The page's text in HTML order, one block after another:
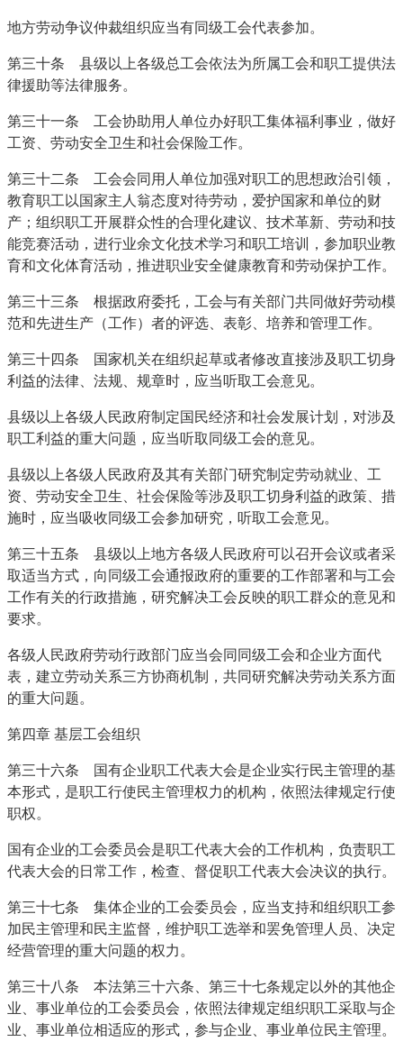
地方劳动争议仲裁组织应当有同级工会代表参加。
第三十条 县级以上各级总工会依法为所属工会和职工提供法
律援助等法律服务。
第三十一条 工会协助用人单位办好职工集体福利事业，做好
工资、劳动安全卫生和社会保险工作。
第三十二条 工会会同用人单位加强对职工的思想政治引领，
教育职工以国家主人翁态度对待劳动，爱护国家和单位的财
产；组织职工开展群众性的合理化建议、技术革新、劳动和技
能竞赛活动，进行业余文化技术学习和职工培训，参加职业教
育和文化体育活动，推进职业安全健康教育和劳动保护工作。
第三十三条 根据政府委托，工会与有关部门共同做好劳动模
范和先进生产（工作）者的评选、表彰、培养和管理工作。
第三十四条 国家机关在组织起草或者修改直接涉及职工切身
利益的法律、法规、规章时，应当听取工会意见。
县级以上各级人民政府制定国民经济和社会发展计划，对涉及
职工利益的重大问题，应当听取同级工会的意见。
县级以上各级人民政府及其有关部门研究制定劳动就业、工
资、劳动安全卫生、社会保险等涉及职工切身利益的政策、措
施时，应当吸收同级工会参加研究，听取工会意见。
第三十五条 县级以上地方各级人民政府可以召开会议或者采
取适当方式，向同级工会通报政府的重要的工作部署和与工会
工作有关的行政措施，研究解决工会反映的职工群众的意见和
要求。
各级人民政府劳动行政部门应当会同同级工会和企业方面代
表，建立劳动关系三方协商机制，共同研究解决劳动关系方面
的重大问题。
第四章 基层工会组织
第三十六条 国有企业职工代表大会是企业实行民主管理的基
本形式，是职工行使民主管理权力的机构，依照法律规定行使
职权。
国有企业的工会委员会是职工代表大会的工作机构，负责职工
代表大会的日常工作，检查、督促职工代表大会决议的执行。
第三十七条 集体企业的工会委员会，应当支持和组织职工参
加民主管理和民主监督，维护职工选举和罢免管理人员、决定
经营管理的重大问题的权力。
第三十八条 本法第三十六条、第三十七条规定以外的其他企
业、事业单位的工会委员会，依照法律规定组织职工采取与企
业、事业单位相适应的形式，参与企业、事业单位民主管理。